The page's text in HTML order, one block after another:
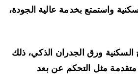
واستمتع بخدمة عالية الجودة،
ورق الجدران الذكي، ذلك
مثل التحكم عن بعد